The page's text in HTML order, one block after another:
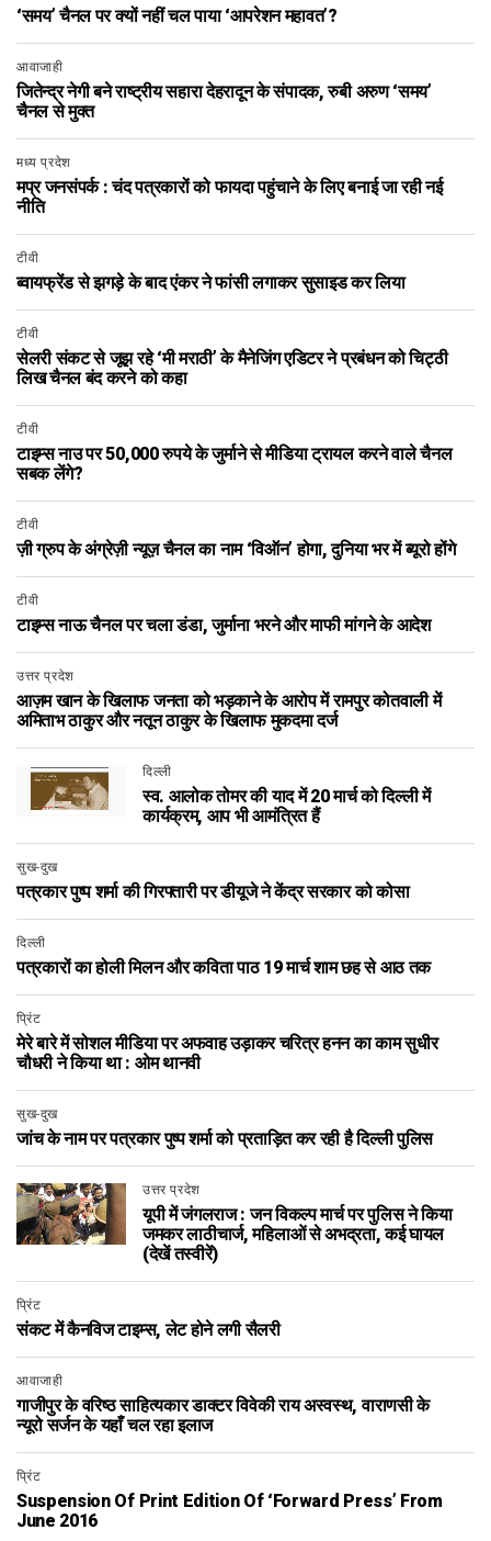
‘समय’ चैनल पर क्यों नहीं चल पाया ‘आपरेशन महावत’?
आवाजाही
जितेन्द्र नेगी बने राष्ट्रीय सहारा देहरादून के संपादक, रुबी अरुण ‘समय’
चैनल से मुक्त
मध्य प्रदेश
मप्र जनसंपर्क : चंद पत्रकारों को फायदा पहुंचाने के लिए बनाई जा रही नई
नीति
टीवी
ब्वायफ्रेंड से झगड़े के बाद एंकर ने फांसी लगाकर सुसाइड कर लिया
टीवी
सेलरी संकट से जूझ रहे ‘मी मराठी’ के मैनेजिंग एडिटर ने प्रबंधन को चिट्ठी
लिख चैनल बंद करने को कहा
टीवी
टाइम्स नाउ पर 50,000 रुपये के जुर्माने से मीडिया ट्रायल करने वाले चैनल
सबक लेंगे?
टीवी
ज़ी ग्रुप के अंग्रेज़ी न्यूज़ चैनल का नाम ‘विऑन’ होगा, दुनिया भर में ब्यूरो होंगे
टीवी
टाइम्स नाऊ चैनल पर चला डंडा, जुर्माना भरने और माफी मांगने के आदेश
उत्तर प्रदेश
आज़म खान के खिलाफ जनता को भड़काने के आरोप में रामपुर कोतवाली में
अमिताभ ठाकुर और नतून ठाकुर के खिलाफ मुकदमा दर्ज
दिल्ली
स्व. आलोक तोमर की याद में 20 मार्च को दिल्ली में
कार्यक्रम, आप भी आमंत्रित हैं
सुख-दुख
पत्रकार पुष्प शर्मा की गिरफ्तारी पर डीयूजे ने केंद्र सरकार को कोसा
दिल्ली
पत्रकारों का होली मिलन और कविता पाठ 19 मार्च शाम छह से आठ तक
प्रिंट
मेरे बारे में सोशल मीडिया पर अफवाह उड़ाकर चरित्र हनन का काम सुधीर
चौधरी ने किया था : ओम थानवी
सुख-दुख
जांच के नाम पर पत्रकार पुष्प शर्मा को प्रताड़ित कर रही है दिल्ली पुलिस
उत्तर प्रदेश
यूपी में जंगलराज : जन विकल्प मार्च पर पुलिस ने किया
जमकर लाठीचार्ज, महिलाओं से अभद्रता, कई घायल
(देखें तस्वीरें)
प्रिंट
संकट में कैनविज टाइम्स, लेट होने लगी सैलरी
आवाजाही
गाजीपुर के वरिष्ठ साहित्यकार डाक्टर विवेकी राय अस्वस्थ, वाराणसी के
न्यूरो सर्जन के यहाँ चल रहा इलाज
प्रिंट
Suspension Of Print Edition Of ‘Forward Press’ From
June 2016